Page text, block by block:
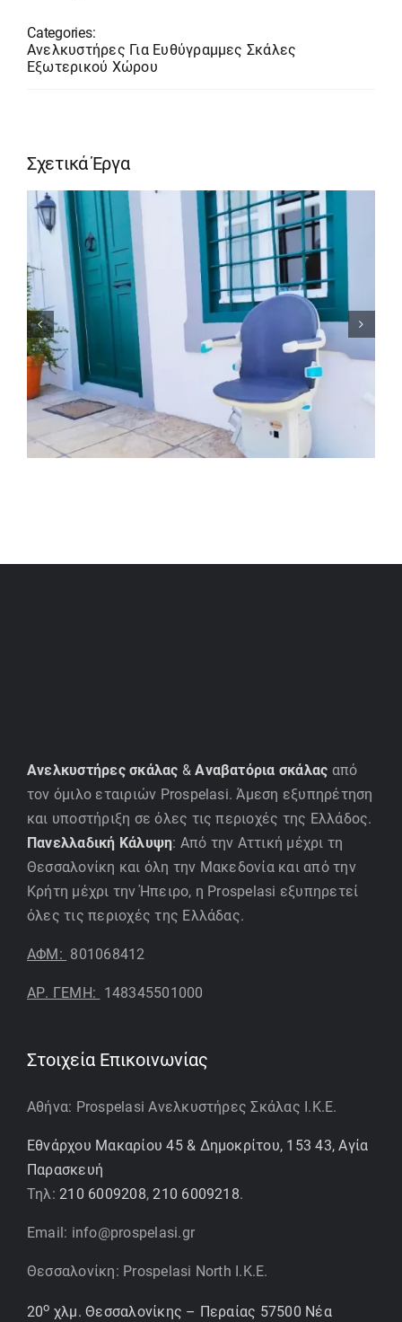
Categories:
Ανελκυστήρες Για Ευθύγραμμες Σκάλες
Εξωτερικού Χώρου
Σχετικά Έργα
ΑΝΑΒΑΤΟΡΙΟ ΣΚΑΛΑΣ ΣΤΗΝ
ΑΘΗΝΑ
Ανελκυστήρες σκάλας &Αναβατόρια σκάλας από
τον όμιλο εταιριών Prospelasi. Άμεση εξυπηρέτηση
και υποστήριξη σε όλες τις περιοχές της Ελλάδος.
Πανελλαδική Κάλυψη: Από την Αττική μέχρι τη
Θεσσαλονίκη και όλη την Μακεδονία και από την
Κρήτη μέχρι την Ήπειρο, η Prospelasi εξυπηρετεί
όλες τις περιοχές της Ελλάδας.
ΑΦΜ: 801068412
ΑΡ. ΓΕΜΗ: 148345501000
Στοιχεία Επικοινωνίας
Αθήνα: Prospelasi Ανελκυστήρες Σκάλας Ι.Κ.Ε.
Εθνάρχου Μακαρίου 45 & Δημοκρίτου, 153 43, Αγία
Παρασκευή
Τηλ: 210 6009208, 210 6009218.
Email: info@prospelasi.gr
Θεσσαλονίκη: Prospelasi North I.K.E.
20ο χλμ. Θεσσαλονίκης – Περαίας 57500 Νέα